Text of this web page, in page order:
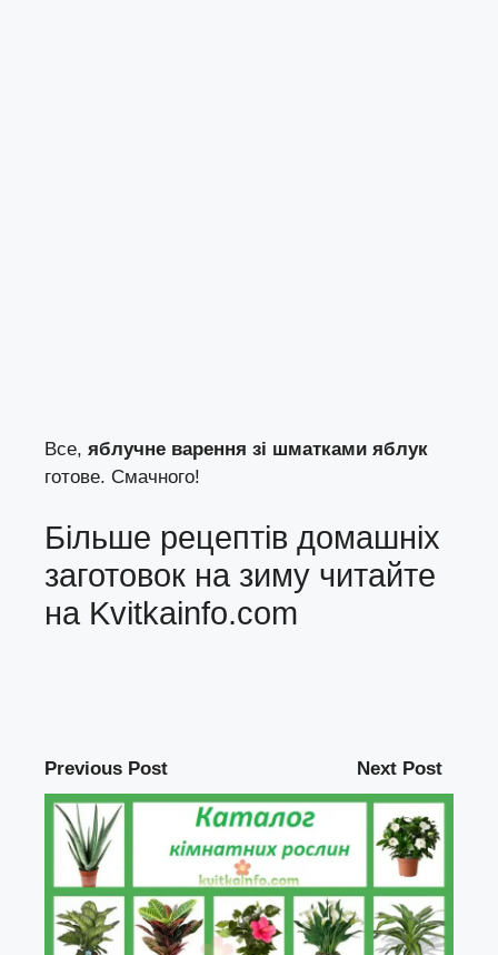
Все, яблучне варення зі шматками яблук
готове. Смачного!
Більше рецептів домашніх
заготовок на зиму читайте
на Kvitkainfo.com
Previous Post Next Post